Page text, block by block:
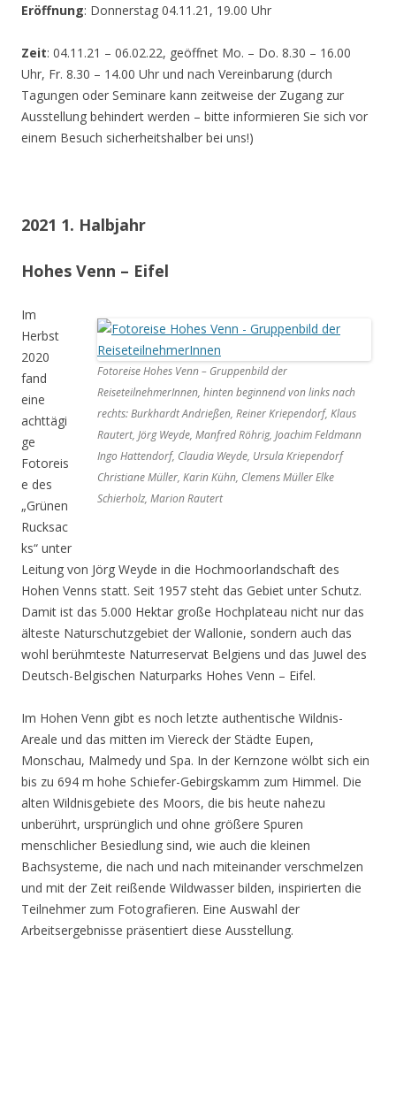
Eröffnung: Donnerstag 04.11.21, 19.00 Uhr
Zeit: 04.11.21 – 06.02.22, geöffnet Mo. – Do. 8.30 – 16.00
Uhr, Fr. 8.30 – 14.00 Uhr und nach Vereinbarung (durch
Tagungen oder Seminare kann zeitweise der Zugang zur
Ausstellung behindert werden – bitte informieren Sie sich vor
einem Besuch sicherheitshalber bei uns!)
2021 1. Halbjahr
Hohes Venn – Eifel
Fotoreise Hohes Venn – Gruppenbild der
ReiseteilnehmerInnen, hinten beginnend von links nach
rechts: Burkhardt Andrießen, Reiner Kriependorf, Klaus
Rautert, Jörg Weyde, Manfred Röhrig, Joachim Feldmann
Ingo Hattendorf, Claudia Weyde, Ursula Kriependorf
Christiane Müller, Karin Kühn, Clemens Müller Elke
Schierholz, Marion Rautert
Im
Herbst
2020
fand
eine
achttägi
ge
Fotoreis
e des
„Grünen
Rucksac
ks“ unter
Leitung von Jörg Weyde in die Hochmoorlandschaft des
Hohen Venns statt. Seit 1957 steht das Gebiet unter Schutz.
Damit ist das 5.000 Hektar große Hochplateau nicht nur das
älteste Naturschutzgebiet der Wallonie, sondern auch das
wohl berühmteste Naturreservat Belgiens und das Juwel des
Deutsch-Belgischen Naturparks Hohes Venn – Eifel.
Im Hohen Venn gibt es noch letzte authentische Wildnis-
Areale und das mitten im Viereck der Städte Eupen,
Monschau, Malmedy und Spa. In der Kernzone wölbt sich ein
bis zu 694 m hohe Schiefer-Gebirgskamm zum Himmel. Die
alten Wildnisgebiete des Moors, die bis heute nahezu
unberührt, ursprünglich und ohne größere Spuren
menschlicher Besiedlung sind, wie auch die kleinen
Bachsysteme, die nach und nach miteinander verschmelzen
und mit der Zeit reißende Wildwasser bilden, inspirierten die
Teilnehmer zum Fotografieren. Eine Auswahl der
Arbeitsergebnisse präsentiert diese Ausstellung.